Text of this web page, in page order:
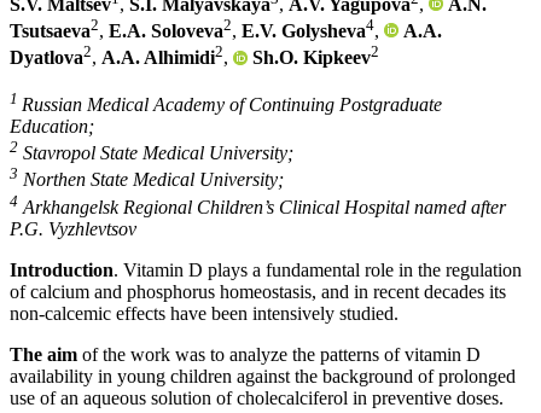
S.V. Maltsev , S.I. Malyavskaya , A.V. Yagupova ,
A.N.
Tsutsaeva2, E.A. Soloveva2, E.V. Golysheva4,
A.A.
Dyatlova2, A.A. Alhimidi2, Sh.O. Kipkeev2
1 Russian Medical Academy of Continuing Postgraduate
Education;
2 Stavropol State Medical University;
3 Northen State Medical University;
4 Arkhangelsk Regional Children’s Clinical Hospital named after
P.G. Vyzhlevtsov
Introduction. Vitamin D plays a fundamental role in the regulation
of calcium and phosphorus homeostasis, and in recent decades its
non-calcemic effects have been intensively studied.
The aim of the work was to analyze the patterns of vitamin D
availability in young children against the background of prolonged
use of an aqueous solution of cholecalciferol in preventive doses.